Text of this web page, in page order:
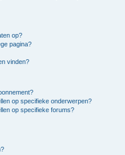
op?
pagina?
vinden?
op specifieke onderwerpen?
op specifieke forums?